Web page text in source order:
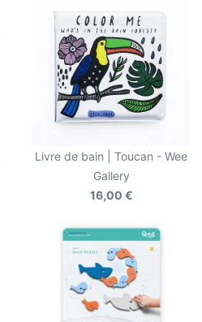
Livre de bain | Toucan - Wee
Gallery
16,00 €